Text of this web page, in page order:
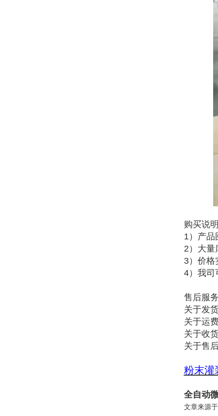
购买说
1）产品
2）大量
3）价格
4）我司
售后服
关于发
关于运
关于收
关于售
粉末灌
全自动
文章来源